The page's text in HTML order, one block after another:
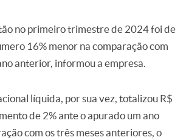
no primeiro trimestre de 2024 foi de
16% menor na comparação com
anterior, informou a empresa.
líquida, por sua vez, totalizou R$
de 2% ante o apurado um ano
com os três meses anteriores, o